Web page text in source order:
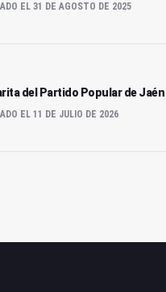
EL 31 DE AGOSTO DE 2025
del Partido Popular de Jaén
EL 11 DE JULIO DE 2026